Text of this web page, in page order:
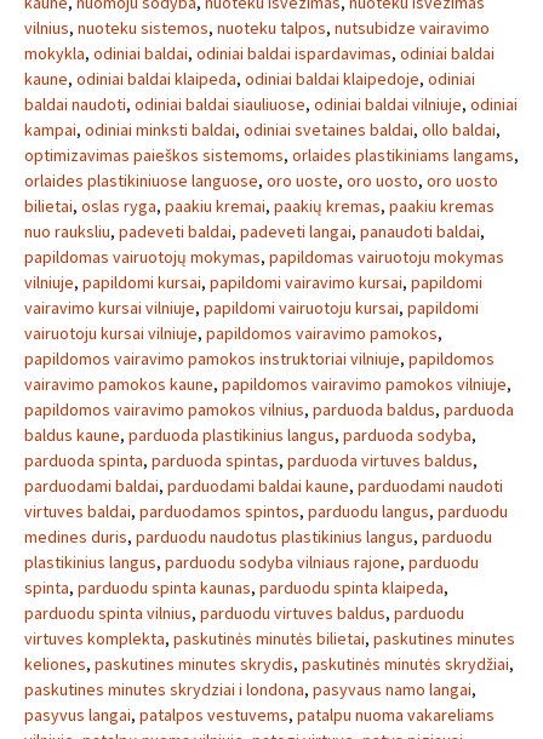
vilnius, nuoteku sistemos, nuoteku talpos, nutsubidze vairavimo
mokykla, odiniai baldai, odiniai baldai ispardavimas, odiniai baldai
kaune, odiniai baldai klaipeda, odiniai baldai klaipedoje, odiniai
baldai naudoti, odiniai baldai siauliuose, odiniai baldai vilniuje, odiniai
kampai, odiniai minksti baldai, odiniai svetaines baldai, ollo baldai,
optimizavimas paieškos sistemoms, orlaides plastikiniams langams,
orlaides plastikiniuose languose, oro uoste, oro uosto, oro uosto
bilietai, oslas ryga, paakiu kremai, paakių kremas, paakiu kremas
nuo rauksliu, padeveti baldai, padeveti langai, panaudoti baldai,
papildomas vairuotojų mokymas, papildomas vairuotoju mokymas
vilniuje, papildomi kursai, papildomi vairavimo kursai, papildomi
vairavimo kursai vilniuje, papildomi vairuotoju kursai, papildomi
vairuotoju kursai vilniuje, papildomos vairavimo pamokos,
papildomos vairavimo pamokos instruktoriai vilniuje, papildomos
vairavimo pamokos kaune, papildomos vairavimo pamokos vilniuje,
papildomos vairavimo pamokos vilnius, parduoda baldus, parduoda
baldus kaune, parduoda plastikinius langus, parduoda sodyba,
parduoda spinta, parduoda spintas, parduoda virtuves baldus,
parduodami baldai, parduodami baldai kaune, parduodami naudoti
virtuves baldai, parduodamos spintos, parduodu langus, parduodu
medines duris, parduodu naudotus plastikinius langus, parduodu
plastikinius langus, parduodu sodyba vilniaus rajone, parduodu
spinta, parduodu spinta kaunas, parduodu spinta klaipeda,
parduodu spinta vilnius, parduodu virtuves baldus, parduodu
virtuves komplekta, paskutinės minutės bilietai, paskutines minutes
keliones, paskutines minutes skrydis, paskutinės minutės skrydžiai,
paskutines minutes skrydziai i londona, pasyvaus namo langai,
pasyvus langai, patalpos vestuvems, patalpu nuoma vakareliams